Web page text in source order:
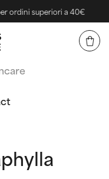
ordini superiori a 40€